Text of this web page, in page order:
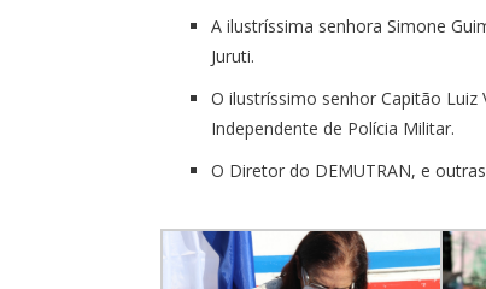
A ilustríssima senhora Simone
Juruti.
O ilustríssimo senhor Capitão Luiz
Independente de Polícia Militar.
O Diretor do DEMUTRAN, e